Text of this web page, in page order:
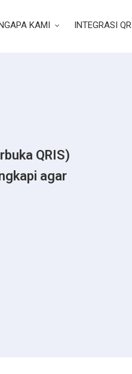
KAMI INTEGRASI
QRIS)
agar